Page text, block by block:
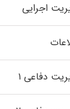
اجرایی
دفاعی ۱